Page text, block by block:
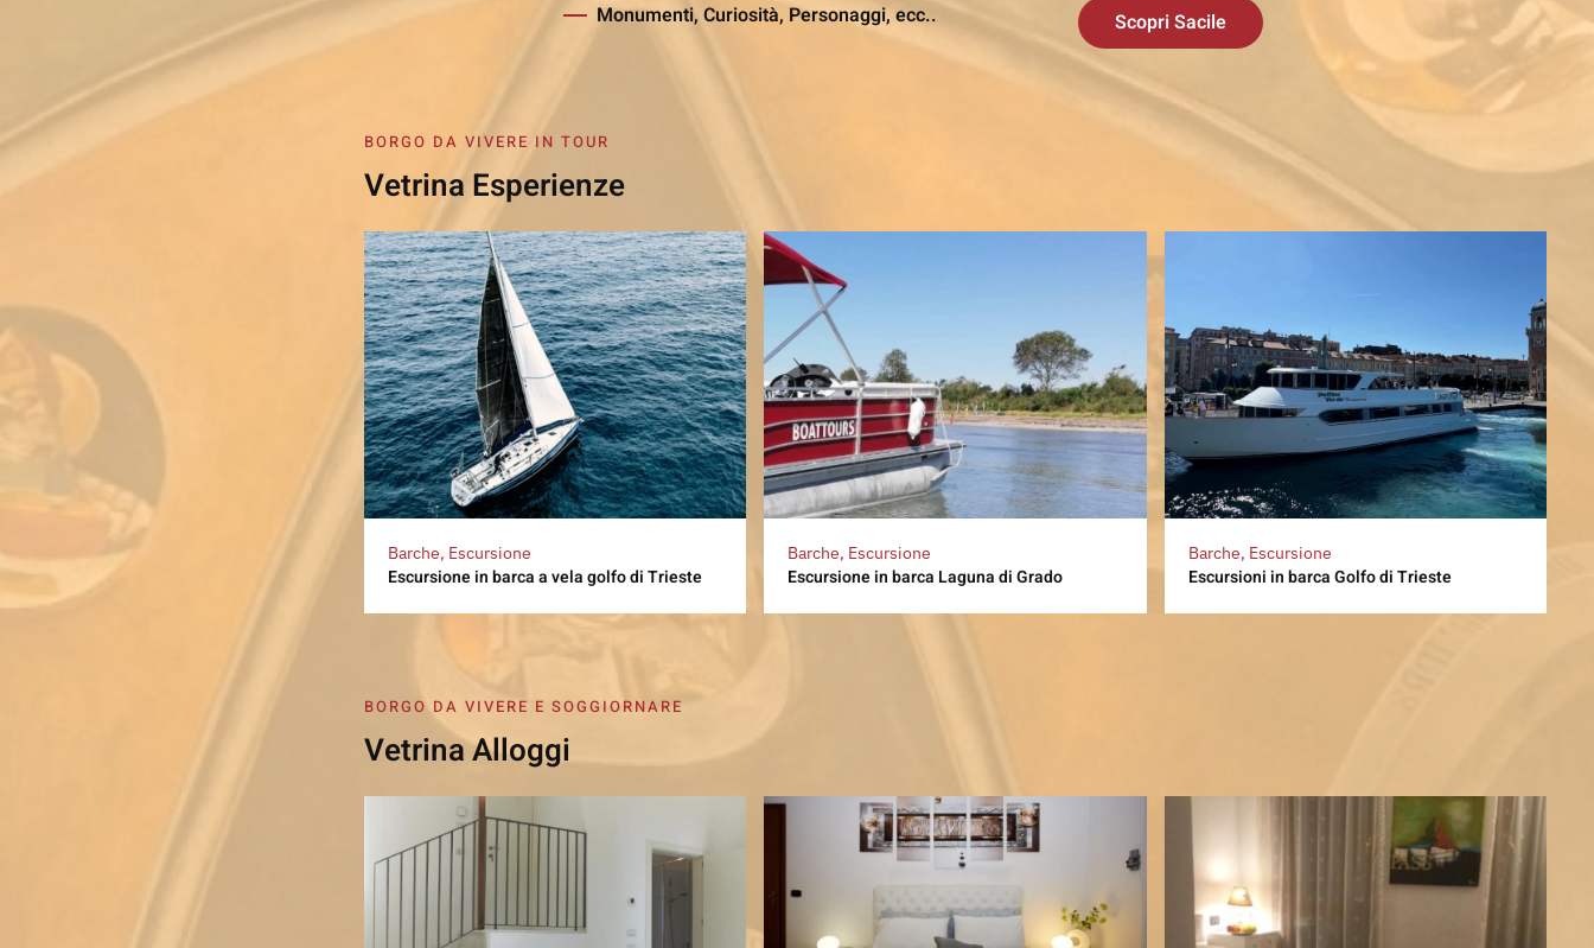
Monumenti, Curiosità, Personaggi, ecc.. Scopri Sacile
BORGO DA VIVERE IN TOUR
Vetrina Esperienze
Barche, Escursione
Escursione in barca a vela golfo di Trieste
Barche, Escursione
Escursione in barca Laguna di Grado
Barche, Escursione
Escursioni in barca Golfo di Trieste
BORGO DA VIVERE E SOGGIORNARE
Vetrina Alloggi